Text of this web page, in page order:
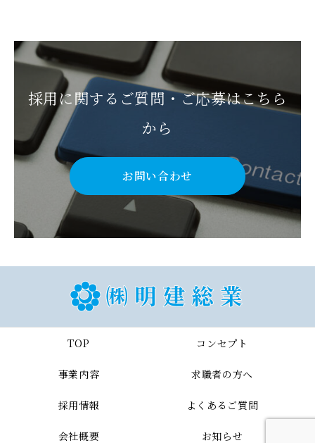
採用に関するご質問・ご応募はこちら
から
お問い合わせ
TOP コンセプト
事業内容 求職者の方へ
採用情報 よくあるご質問
会社概要 お知らせ